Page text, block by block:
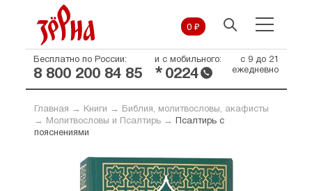
0 ₽
Бесплатно по России:
8 800 200 84 85
и с мобильного:
* 0224
с 9 до 21
ежедневно
Главная → Книги →
Библия, молитвословы, акафисты
→
Молитвословы и Псалтирь→
Псалтирь с
пояснениями